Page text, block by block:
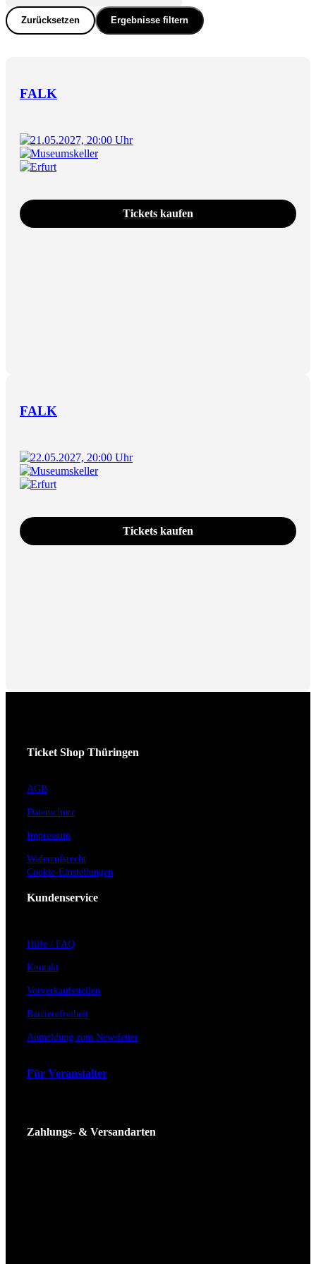
Zurücksetzen Ergebnisse filtern
FALK
21.05.2027, 20:00 Uhr
Museumskeller
Erfurt
Tickets kaufen
FALK
22.05.2027, 20:00 Uhr
Museumskeller
Erfurt
Tickets kaufen
Ticket Shop Thüringen
AGB
Datenschutz
Impressum
Widerrufsrecht
Cookie-Einstellungen
Kundenservice
Hilfe / FAQ
Kontakt
Vorverkaufsstellen
Barrierefreiheit
Anmeldung zum Newsletter
Für Veranstalter
Zahlungs- & Versandarten